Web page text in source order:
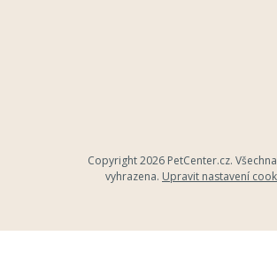
Copyright 2026 PetCenter.cz.
vyhrazena. Upravit nastavení